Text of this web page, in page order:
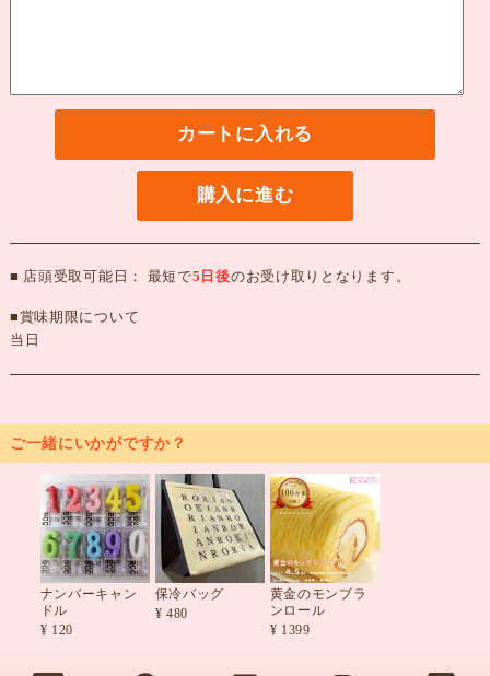
カートに入れる
購入に進む
■ 店頭受取可能日： 最短で5日後のお受け取りとなります。
■賞味期限について
当日
ご一緒にいかがですか？
ナンバーキャン
ドル
¥ 120
保冷バッグ
¥ 480
黄金のモンブラ
ンロール
¥ 1399